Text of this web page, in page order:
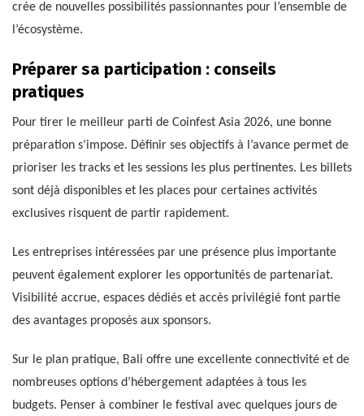
crée de nouvelles possibilités passionnantes pour l’ensemble de
l’écosystème.
Préparer sa participation : conseils
pratiques
Pour tirer le meilleur parti de Coinfest Asia 2026, une bonne
préparation s’impose. Définir ses objectifs à l’avance permet de
prioriser les tracks et les sessions les plus pertinentes. Les billets
sont déjà disponibles et les places pour certaines activités
exclusives risquent de partir rapidement.
Les entreprises intéressées par une présence plus importante
peuvent également explorer les opportunités de partenariat.
Visibilité accrue, espaces dédiés et accès privilégié font partie
des avantages proposés aux sponsors.
Sur le plan pratique, Bali offre une excellente connectivité et de
nombreuses options d’hébergement adaptées à tous les
budgets. Penser à combiner le festival avec quelques jours de